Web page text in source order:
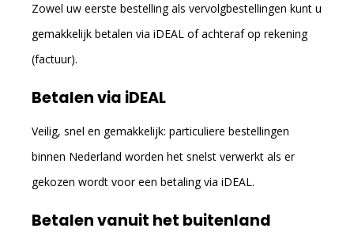
Zowel uw eerste bestelling als vervolgbestellingen kunt u
gemakkelijk betalen via iDEAL of achteraf op rekening
(factuur).
Betalen via iDEAL
Veilig, snel en gemakkelijk: particuliere bestellingen
binnen Nederland worden het snelst verwerkt als er
gekozen wordt voor een betaling via iDEAL.
Betalen vanuit het buitenland